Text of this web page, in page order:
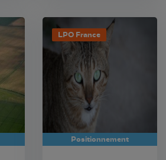
LPO France
Positionnement